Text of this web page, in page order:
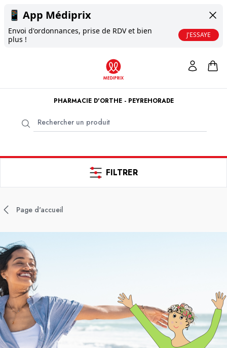
📱 App Médiprix
Envoi d'ordonnances, prise de RDV et bien
plus !
J'ESSAYE
PHARMACIE D'ORTHE - PEYREHORADE
FILTRER
Page d'accueil